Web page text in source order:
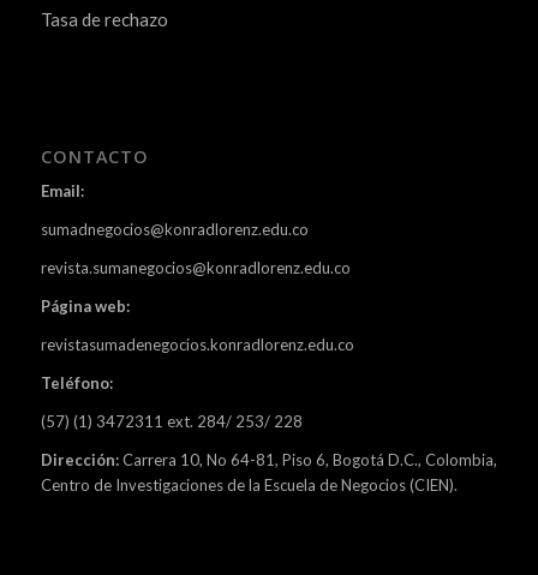
Tasa de rechazo
CONTACTO
Email:
sumadnegocios@konradlorenz.edu.co
revista.sumanegocios@konradlorenz.edu.co
Página web:
revistasumadenegocios.konradlorenz.edu.co
Teléfono:
(57) (1) 3472311 ext. 284/ 253/ 228
Dirección:Carrera 10, No 64-81, Piso 6, Bogotá D.C., Colombia,
Centro de Investigaciones de la Escuela de Negocios (CIEN).